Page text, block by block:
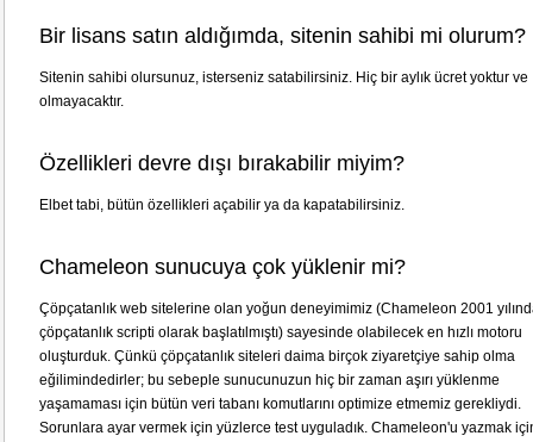
Bir lisans satın aldığımda, sitenin sahibi mi olurum?
Sitenin sahibi olursunuz, isterseniz satabilirsiniz. Hiç bir aylık ücret yoktur ve
olmayacaktır.
Özellikleri devre dışı bırakabilir miyim?
Elbet tabi, bütün özellikleri açabilir ya da kapatabilirsiniz.
Chameleon sunucuya çok yüklenir mi?
Çöpçatanlık web sitelerine olan yoğun deneyimimiz (Chameleon 2001
çöpçatanlık scripti olarak başlatılmıştı) sayesinde olabilecek en hızlı motoru
oluşturduk. Çünkü çöpçatanlık siteleri daima birçok ziyaretçiye sahip olma
eğilimindedirler; bu sebeple sunucunuzun hiç bir zaman aşırı yüklenme
yaşamaması için bütün veri tabanı komutlarını optimize etmemiz gerekliydi.
Sorunlara ayar vermek için yüzlerce test uyguladık. Chameleon'u yazmak